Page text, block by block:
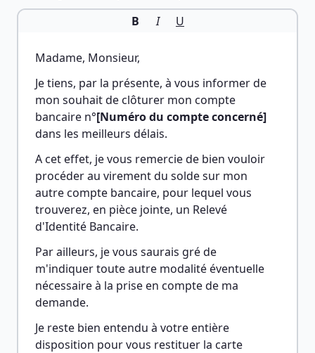
B I U
Madame, Monsieur,
Je tiens, par la présente, à vous informer de
mon souhait de clôturer mon compte
bancaire n°[Numéro du compte concerné]
dans les meilleurs délais.
A cet effet, je vous remercie de bien vouloir
procéder au virement du solde sur mon
autre compte bancaire, pour lequel vous
trouverez, en pièce jointe, un Relevé
d'Identité Bancaire.
Par ailleurs, je vous saurais gré de
m'indiquer toute autre modalité éventuelle
nécessaire à la prise en compte de ma
demande.
Je reste bien entendu à votre entière
disposition pour vous restituer la carte